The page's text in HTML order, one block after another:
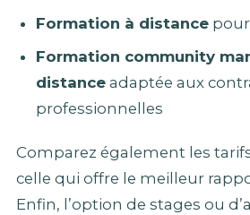
Formation à distancepour
Formation community
distanceadaptée aux
professionnelles
Comparez également les
celle qui offre le meilleur
Enfin, l’option de stages ou